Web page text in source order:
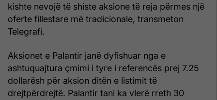
kishte nevojë të shiste aksione të reja përmes një
oferte fillestare më tradicionale, transmeton
Telegrafi.
Aksionet e Palantir janë dyfishuar nga e
ashtuquajtura çmimi i tyre i referencës prej 7.25
dollarësh për aksion ditën e listimit të
drejtpërdrejtë. Palantir tani ka vlerë rreth 30